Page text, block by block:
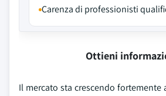
Carenza di professionisti
Ottieni
Il mercato sta crescendo